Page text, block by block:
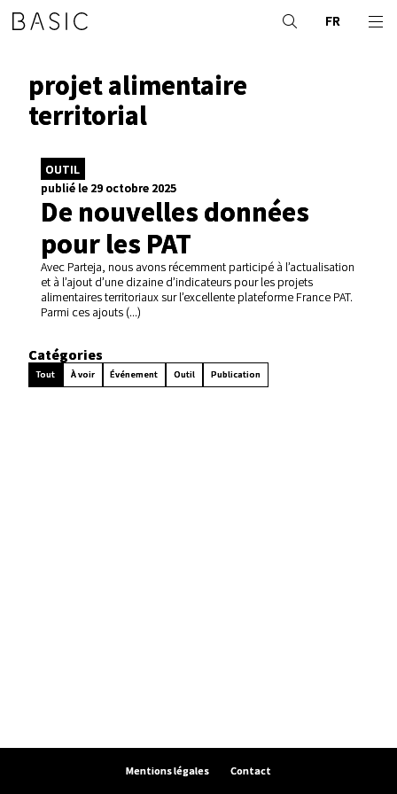
FR
projet alimentaire
territorial
OUTIL
publié le 29 octobre 2025
De nouvelles données
pour les PAT
Avec Parteja, nous avons récemment participé à l’actualisation
et à l’ajout d’une dizaine d’indicateurs pour les projets
alimentaires territoriaux sur l’excellente plateforme France PAT.
Parmi ces ajouts (...)
Catégories
Tout À voir Événement Outil Publication
Mentions légales Contact